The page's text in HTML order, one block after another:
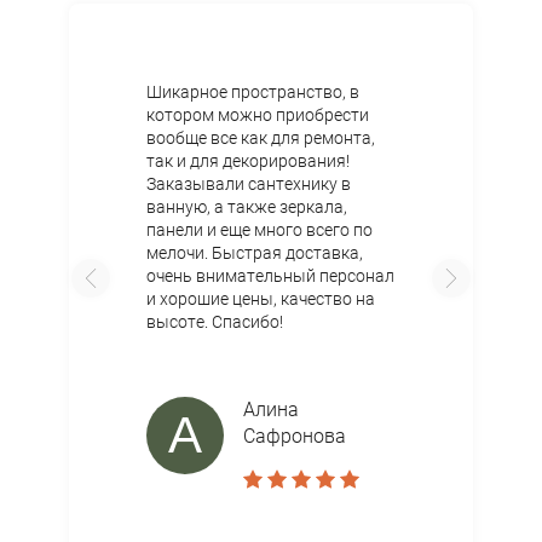
Шикарное пространство, в
котором можно приобрести
вообще все как для ремонта,
так и для декорирования!
Заказывали сантехнику в
ванную, а также зеркала,
панели и еще много всего по
мелочи. Быстрая доставка,
очень внимательный персонал
и хорошие цены, качество на
высоте. Спасибо!
А
Алина
Сафронова